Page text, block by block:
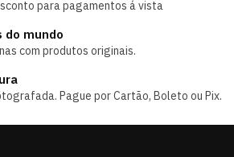
para pagamentos á vista
do mundo
com produtos originais.
Pague por Cartão, Boleto ou Pix.